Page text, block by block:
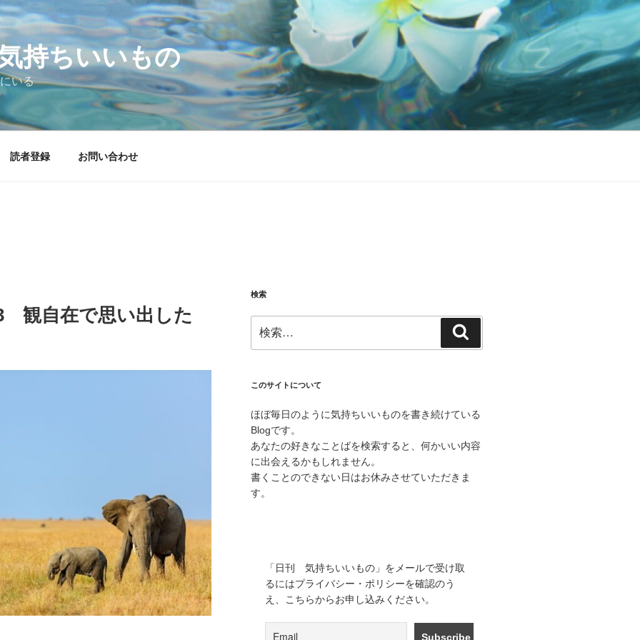
持ちいいもの
いる
読者登録 お問い合わせ
観自在で思い出した
検索
索:
索
このサイトについて
ほぼ毎日のように気持ちいいものを書き続けている
Blogです。
あなたの好きなことばを検索すると、何かいい内容
に出会えるかもしれません。
書くことのできない日はお休みさせていただきま
す。
「日刊 気持ちいいもの」をメールで受け取
るにはプライバシー・ポリシーを確認のう
え、こちらからお申し込みください。